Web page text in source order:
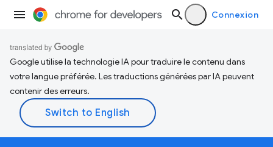
Connexion
Google utilise la technologie IA pour traduire le contenu dans
votre langue préférée. Les traductions générées par IA peuvent
contenir des erreurs.